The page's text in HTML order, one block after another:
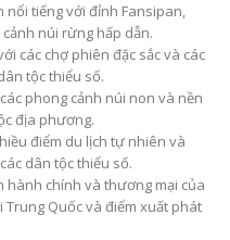
nổi tiếng với đỉnh Fansipan,
núi rừng hấp dẫn.
các chợ phiên đặc sắc và các
tộc thiểu số.
phong cảnh núi non và nền
địa phương.
điểm du lịch tự nhiên và
dân tộc thiểu số.
hành chính và thương mại của
Quốc và điểm xuất phát